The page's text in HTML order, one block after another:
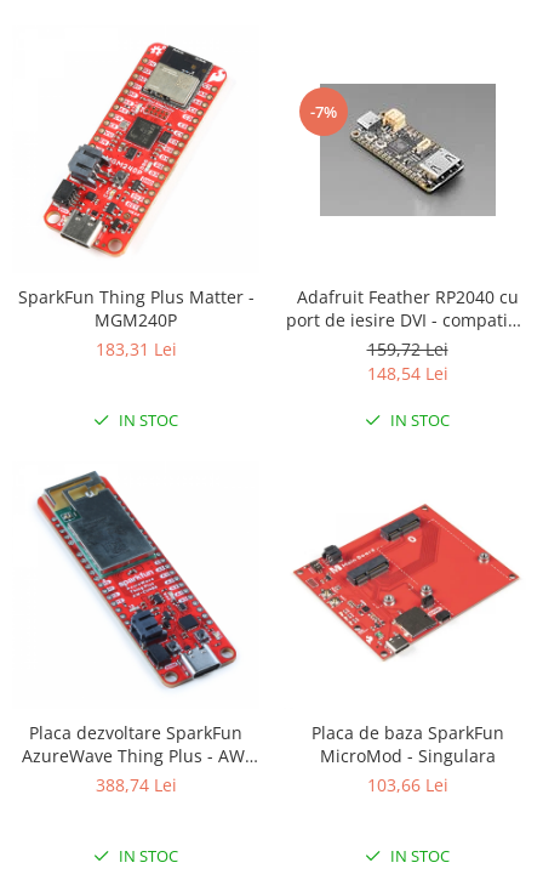
Componente
Componente
Componente E3D
Filament Premium ABS 1.75 mm
Filament Premium ABS 3 mm
Filament Premium PLA 1.75 mm
Filamente Speciale
Kituri incepatori Arduino
Pentru Incepatori
Micro:bit
Junior Robotics
Junior Robotics
STEM Education
Ugears
SparkFun Thing Plus Matter -
MGM240P
183,31 Lei
IN STOC
-7%
Adafruit Feather RP2040 cu
port de iesire DVI - compatibil
cu HDMI
159,72 Lei
148,54 Lei
IN STOC
Placa dezvoltare SparkFun
AzureWave Thing Plus - AW-
CU488
388,74 Lei
IN STOC
Placa de baza SparkFun
MicroMod - Singulara
103,66 Lei
IN STOC